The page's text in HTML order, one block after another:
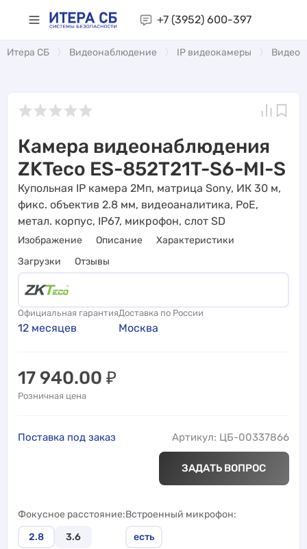
+7 (3952) 600-397
Итера СБ Видеонаблюдение IP видеокамеры
Камера видеонаблюдения
ZKTeco ES-852T21T-S6-MI-S
Купольная IP камера 2Мп, матрица Sony, ИК 30 м,
фикс. объектив 2.8 мм, видеоаналитика, PoE,
метал. корпус, IP67, микрофон, слот SD
Изображение Описание
Характеристики
Загрузки
Отзывы
Официальная гарантия
12 месяцев
Доставка по России
Москва
17 940.00 ₽
Розничная цена
Поставка под заказ Артикул: ЦБ-00337866
ЗАДАТЬ ВОПРОС
Фокусное расстояние
2.8
3.6
Встроенный микрофон
есть